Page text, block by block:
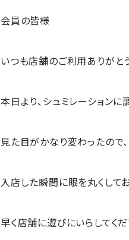
会員の皆様
いつも店舗のご利用ありがと
本日より、シュミレーション
見た目がかなり変わったので
入店した瞬間に眼を丸くしてお
早く店舗に遊びにいらしてく